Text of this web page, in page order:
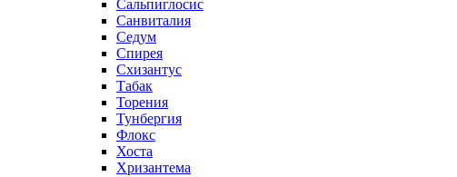
Сальпиглосис
Санвиталия
Седум
Спирея
Схизантус
Табак
Торения
Тунбергия
Флокс
Хоста
Хризантема